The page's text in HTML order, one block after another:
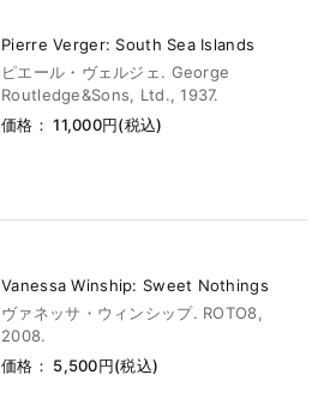
Pierre Verger: South Sea Islands
ピエール・ヴェルジェ. George
Routledge&Sons, Ltd., 1937.
価格： 11,000円(税込)
Vanessa Winship: Sweet Nothings
ヴァネッサ・ウィンシップ. ROTO8,
2008.
価格： 5,500円(税込)